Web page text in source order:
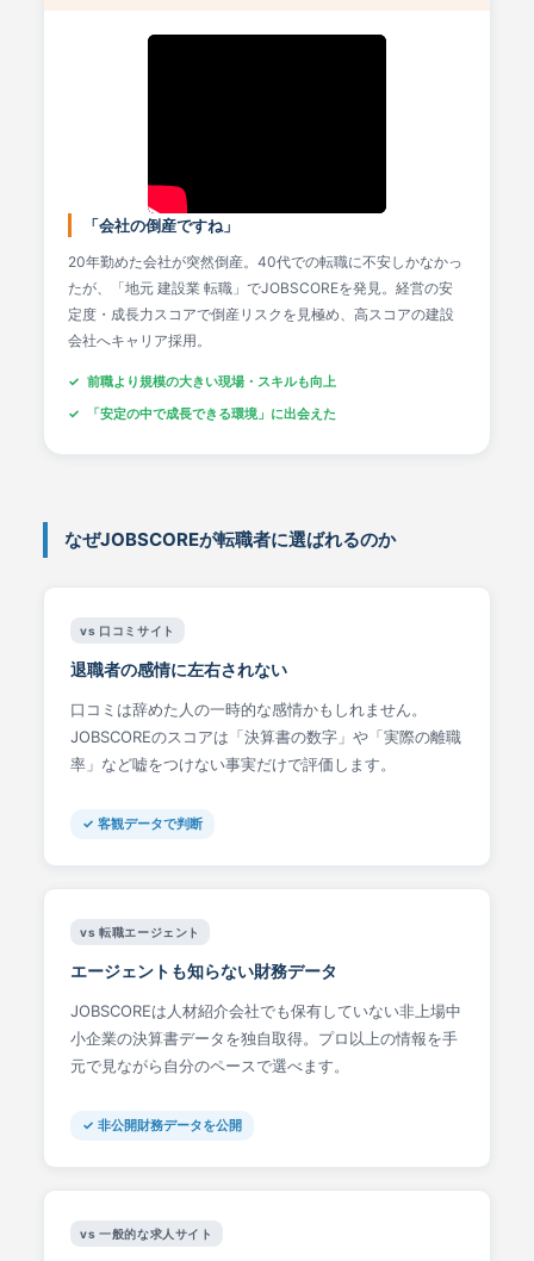
「会社の倒産ですね」
20年勤めた会社が突然倒産。40代での転職に不安しかなかっ
たが、「地元 建設業 転職」でJOBSCOREを発見。経営の安
定度・成長力スコアで倒産リスクを見極め、高スコアの建設
会社へキャリア採用。
前職より規模の大きい現場・スキルも向上
「安定の中で成長できる環境」に出会えた
なぜJOBSCOREが転職者に選ばれるのか
vs 口コミサイト
退職者の感情に左右されない
口コミは辞めた人の一時的な感情かもしれません。
JOBSCOREのスコアは「決算書の数字」や「実際の離職
率」など嘘をつけない事実だけで評価します。
✓ 客観データで判断
vs 転職エージェント
エージェントも知らない財務データ
JOBSCOREは人材紹介会社でも保有していない非上場中
小企業の決算書データを独自取得。プロ以上の情報を手
元で見ながら自分のペースで選べます。
✓ 非公開財務データを公開
vs 一般的な求人サイト